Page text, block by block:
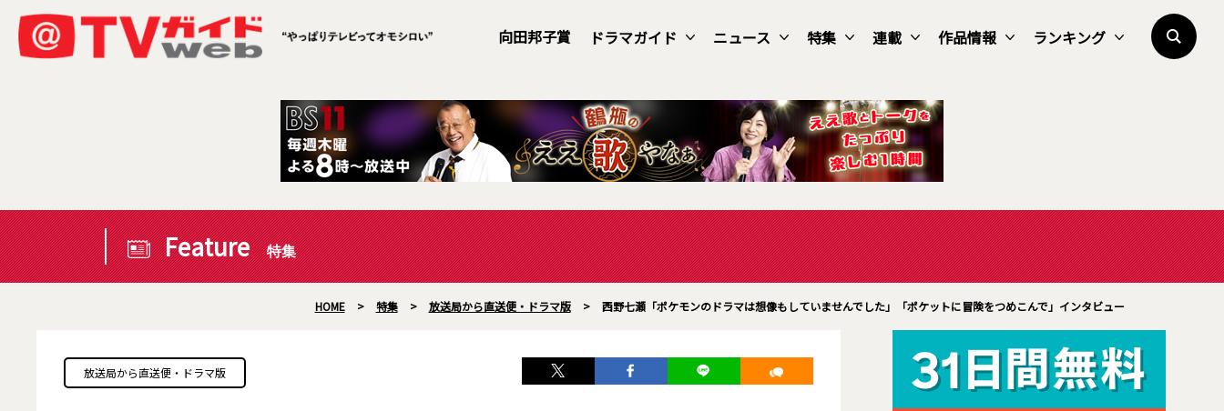
向田邦子賞 ドラマガイド ニュース 特集 連載 作品情報 ランキング
Feature 特集
HOME > 特集 > 放送局から直送便・ドラマ版 > 西野七瀬「ポケモンのドラマは想像もしていませんでした」――「ポケットに冒険をつめこんで」インタビュー
放送局から直送便・ドラマ版